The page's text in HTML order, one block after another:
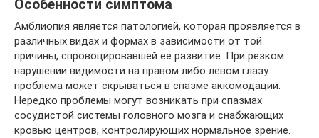
Особенности симптома
Амблиопия является патологией, которая проявляется в
различных видах и формах в зависимости от той
причины, спровоцировавшей её развитие. При резком
нарушении видимости на правом либо левом глазу
проблема может скрываться в спазме аккомодации.
Нередко проблемы могут возникать при спазмах
сосудистой системы головного мозга и снабжающих
кровью центров, контролирующих нормальное зрение.